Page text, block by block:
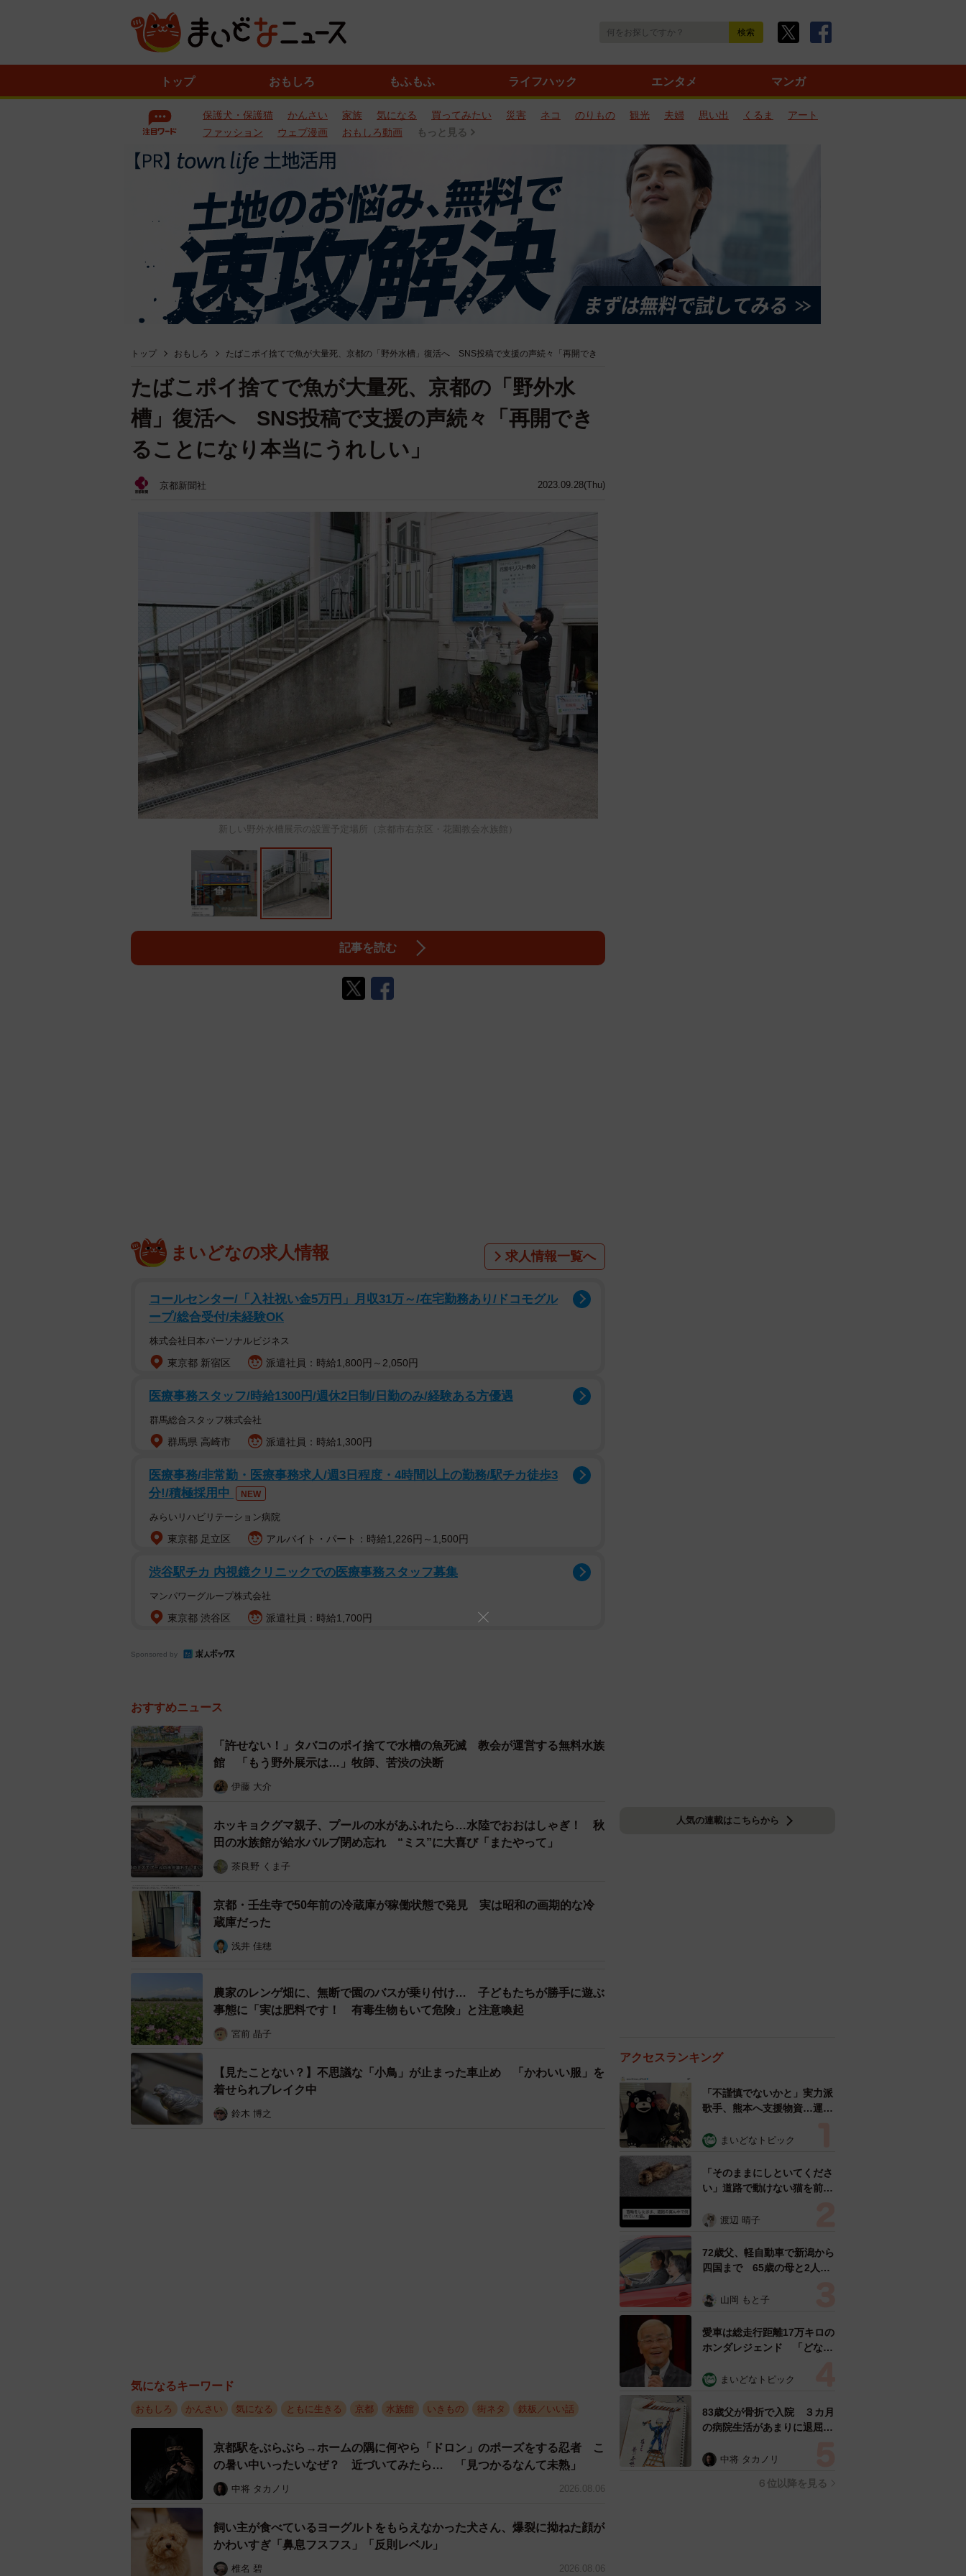
トップ おもしろ もふもふ ライフハック エンタメ マンガ
保護犬・保護猫 かんさい 家族 気になる 買ってみたい 災害 ネコ のりもの 観光 夫婦 思い出 くるま
アート
ファッション
ウェブ漫画 おもしろ動画 もっと見る
トップ おもしろ たばこポイ捨てで魚が大量死、京都の「野外水槽」復活へ SNS投稿で支援の声続々「再開でき
2023.09.28(Thu)
たばこポイ捨てで魚が大量死、京都の「野外水
槽」復活へ SNS投稿で支援の声続々「再開でき
ることになり本当にうれしい」
京都新聞社
新しい野外水槽展示の設置予定場所（京都市右京区・花園教会水族館）
記事を読む
まいどなの求人情報 求人情報一覧へ
コールセンター/「入社祝い金5万円」月収31万～/在宅勤務あり/ドコモグル
ープ/総合受付/未経験OK
株式会社日本パーソナルビジネス
東京都 新宿区 派遣社員：時給1,800円～2,050円
医療事務スタッフ/時給1300円/週休2日制/日勤のみ/経験ある方優遇
群馬総合スタッフ株式会社
群馬県 高崎市 派遣社員：時給1,300円
医療事務/非常勤・医療事務求人/週3日程度・4時間以上の勤務/駅チカ徒歩3
分!/積極採用中
NEW
みらいリハビリテーション病院
東京都 足立区 アルバイト・パート：時給1,226円～1,500円
渋谷駅チカ 内視鏡クリニックでの医療事務スタッフ募集
マンパワーグループ株式会社
東京都 渋谷区 派遣社員：時給1,700円
Sponsored by
おすすめニュース
「許せない！」タバコのポイ捨てで水槽の魚死滅 教会が運営する無料水族
館 「もう野外展示は…」牧師、苦渋の決断
伊藤 大介
ホッキョクグマ親子、プールの水があふれたら…水陸でおおはしゃぎ！ 秋
田の水族館が給水バルブ閉め忘れ “ミス”に大喜び「またやって」
茶良野 くま子
京都・壬生寺で50年前の冷蔵庫が稼働状態で発見 実は昭和の画期的な冷
蔵庫だった
浅井 佳穂
農家のレンゲ畑に、無断で園のバスが乗り付け… 子どもたちが勝手に遊ぶ
事態に「実は肥料です！ 有毒生物もいて危険」と注意喚起
宮前 晶子
【見たことない？】不思議な「小鳥」が止まった車止め 「かわいい服」を
着せられブレイク中
鈴木 博之
気になるキーワード
おもしろ かんさい 気になる ともに生きる 京都 水族館 いきもの 街ネタ 鉄板／いい話
京都駅をぶらぶら→ホームの隅に何やら「ドロン」のポーズをする忍者 こ
の暑い中いったいなぜ？ 近づいてみたら… 「見つかるなんて未熟」
中将 タカノリ 2026.08.06
飼い主が食べているヨーグルトをもらえなかった犬さん、爆裂に拗ねた顔が
かわいすぎ「鼻息フスフス」「反則レベル」
椎名 碧 2026.08.06
人気の連載はこちらから
アクセスランキング
「不謹慎でないかと」実力派
歌手、熊本へ支援物資…運搬
めらい 「痛いほど伝わる」
まいどなトピック
「そのままにしといてくださ
い」道路で動けない猫を前に
ようとした4日間 「命の重
表の訴え
渡辺 晴子
72歳父、軽自動車で新潟から
四国まで 65歳の母と2人で
憩まで分刻み… 「大学生で
山岡 もと子
愛車は総走行距離17万キロの
ホンダレジェンド 「どなた
所漫才師が譲渡の意向
まいどなトピック
83歳父が骨折で入院 ３カ月
の病院生活があまりに退屈で
い！」→スケッチブックを見
中将 タカノリ
６位以降を見る